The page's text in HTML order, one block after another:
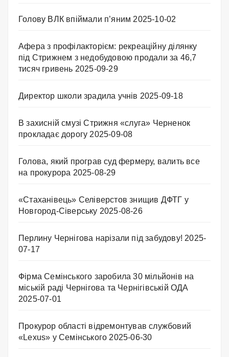
Голову ВЛК впіймали п’яним 2025-10-02
Афера з профілакторієм: рекреаційну ділянку
під Стрижнем з недобудовою продали за 46,7
тисяч гривень 2025-09-29
Директор школи зрадила учнів 2025-09-18
В захисній смузі Стрижня «слуга» Черненок
прокладає дорогу 2025-09-08
Голова, який програв суд фермеру, валить все
на прокурора 2025-08-29
«Стаханівець» Селіверстов знищив ДФТГ у
Новгород-Сіверську 2025-08-26
Перлину Чернігова нарізали під забудову! 2025-
07-17
Фірма Семінського заробила 30 мільйонів на
міській раді Чернігова та Чернігівській ОДА
2025-07-01
Прокурор області відремонтував службовий
«Lexus» у Семінського 2025-06-30